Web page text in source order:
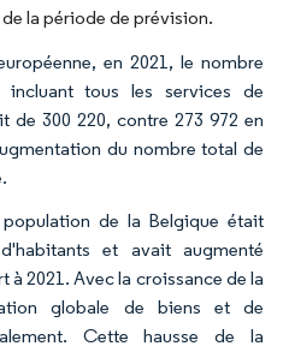
la période de prévision.
en 2021, le nombre
tous les services de
de 300 220, contre 273 972 en
du nombre total de
de la Belgique était
et avait augmenté
à 2021. Avec la croissance de la
globale de biens et de
Cette hausse de la